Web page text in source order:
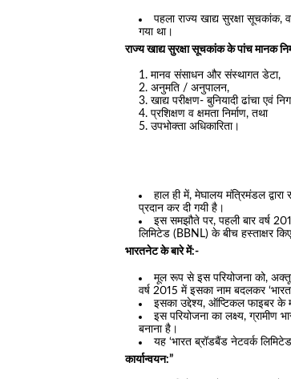
पहला राज्य खाद्य सुरक्षा सूचकांक,
गया था।
राज्य खाद्य सुरक्षा सूचकांक के पांच मानक
मानव संसाधन और संस्थागत डेटा,
अनुमति / अनुपालन,
खाद्य परीक्षण- बुनियादी ढांचा एवं
प्रशिक्षण व क्षमता निर्माण, तथा
उपभोक्ता अधिकारिता।
हाल ही में, मेघालय मंत्रिमंडल
प्रदान कर दी गयी है।
इस समझौते पर, पहली बार वर्ष
लिमिटेड (BBNL) के बीच हस्ताक्षर
भारतनेट के बारे में:-
मूल रूप से इस परियोजना को,
वर्ष 2015 में इसका नाम बदलकर
इसका उद्देश्य, ऑप्टिकल फाइबर के
इस परियोजना का लक्ष्य,
बनाना है।
यह ‘भारत ब्रॉडबैंड नेटवर्क
कार्यान्वयन:”